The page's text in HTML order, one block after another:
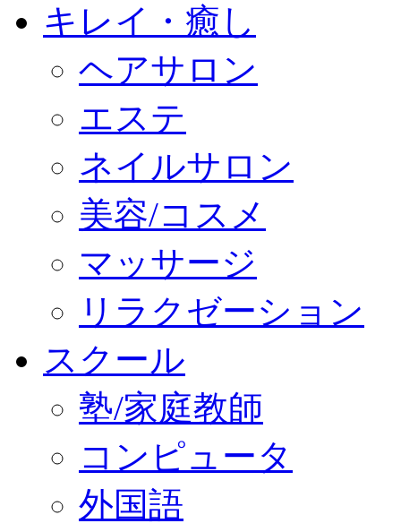
キレイ・癒し
ヘアサロン
エステ
ネイルサロン
美容/コスメ
マッサージ
リラクゼーション
スクール
塾/家庭教師
コンピュータ
外国語